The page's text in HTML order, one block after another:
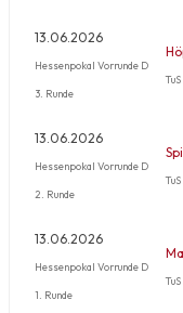
13.06.2026
Hessenpokal Vorrunde D
3. Runde
13.06.2026
Hessenpokal Vorrunde D
2. Runde
13.06.2026
Hessenpokal Vorrunde D
1. Runde